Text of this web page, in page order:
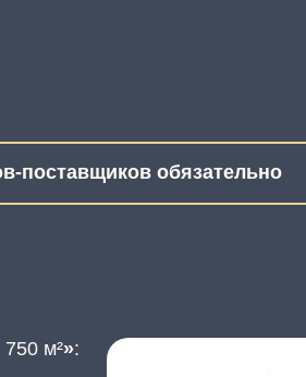
поставщиков обязательно
м²»: